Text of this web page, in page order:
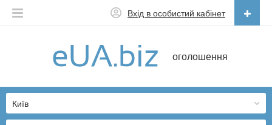
оголошення
Вхід в особистий кабінет
Українська
Київ